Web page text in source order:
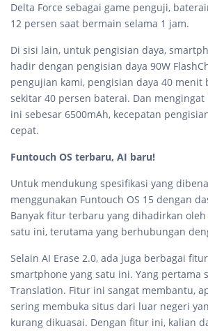
Delta Force sebagai game penguji,
12 persen saat bermain selama 1 jam.
Di sisi lain, untuk pengisian daya,
hadir dengan pengisian daya 90W
pengujian kami, pengisian daya 40 menit
sekitar 40 persen baterai. Dan
ini sebesar 6500mAh, kecepatan
cepat.
Funtouch OS terbaru, AI baru!
Untuk mendukung spesifikasi yang
menggunakan Funtouch OS 15 dengan
Banyak fitur terbaru yang dihadirkan
satu ini, terutama yang berhubungan
Selain AI Erase 2.0, ada juga berbagai
smartphone yang satu ini. Yang pertama
Translation. Fitur ini sangat membantu,
sering membuka situs dari luar negeri
kurang dikuasai. Dengan fitur ini, kalian